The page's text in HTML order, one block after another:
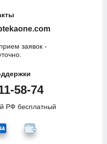
заявок -
58-74
РФ бесплатный